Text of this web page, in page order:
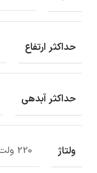
حداکثر ارتفاع
حداکثر آبدهی
ولتاژ 220 ولت